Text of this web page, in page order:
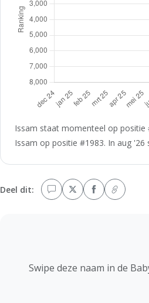
Issam staat momenteel op positie
Issam op positie #1983. In aug
Deel dit:
Swipe deze naam in de